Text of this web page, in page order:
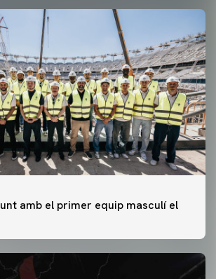
amb el primer equip masculí el